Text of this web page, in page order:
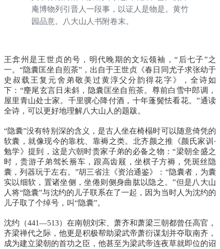
庵博物列引晋人一段事，以证人是物是。黄竹
园品意。八大山人书附卷末。
王弇州是王世贞的号，明代晚期的文坛领袖，“后七子”之
一。“隐囊匡坐自煎茶”，出自于王世贞《春日同尤子求张幼于
史叔载王复元舍弟敬美过黄淳父分韵得花字》，全诗如
下：“麈尾玄言日未斜，隐囊匡坐自煎茶。尊前白雪中郎调，
屋里青山处士家。千里骥心降付酒，十年蓬鬓怯看花。”通读
全诗，可以更好地理解八大山人的题跋。
“隐囊”没有特别深的含义，是古人坐在椅榻时可以随意倚凭的
软囊，就像现今的靠枕、靠褥之类。北齐颜之推《颜氏家训·
勉学》提到，这是六朝时贵家子弟的必备之物：“梁朝全盛之
时，贵游子弟驾长簷车，跟高齿屐，坐棋子方褥，凭斑丝隐
囊，列器玩于左右。”胡三省注《资治通鉴》：“隐囊者，为囊
实以细软，置诸坐侧，坐倦则侧身曲肱以隐之。”但是八大山
人将“隐囊”与沈约的儿子联系在了一起，因为当时人为沈约的
儿子取了个绰号，叫“隐囊”。
沈约（441—513）在南朝刘宋、萧齐和萧梁三朝都曾任高官，
齐梁禅代之际，他更是积极帮助梁武帝萧衍谋划并夺取南齐，
成为建立梁朝的首功之臣，他甚至为梁武帝连夜草就即位的诏